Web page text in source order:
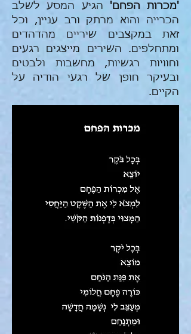
'מכרות הפחם' הגיע המסע לשלב
הכרייה והוא מרתק ורב עניין, וכל
זאת במקצבים שיריים מהדהדים
ומתחלפים. השירים מייצגים רגעים
וחוויות רגשיות, מחשבות ולבטים
ובעיקר חופן של רגעי הודיה על
הקיים.​